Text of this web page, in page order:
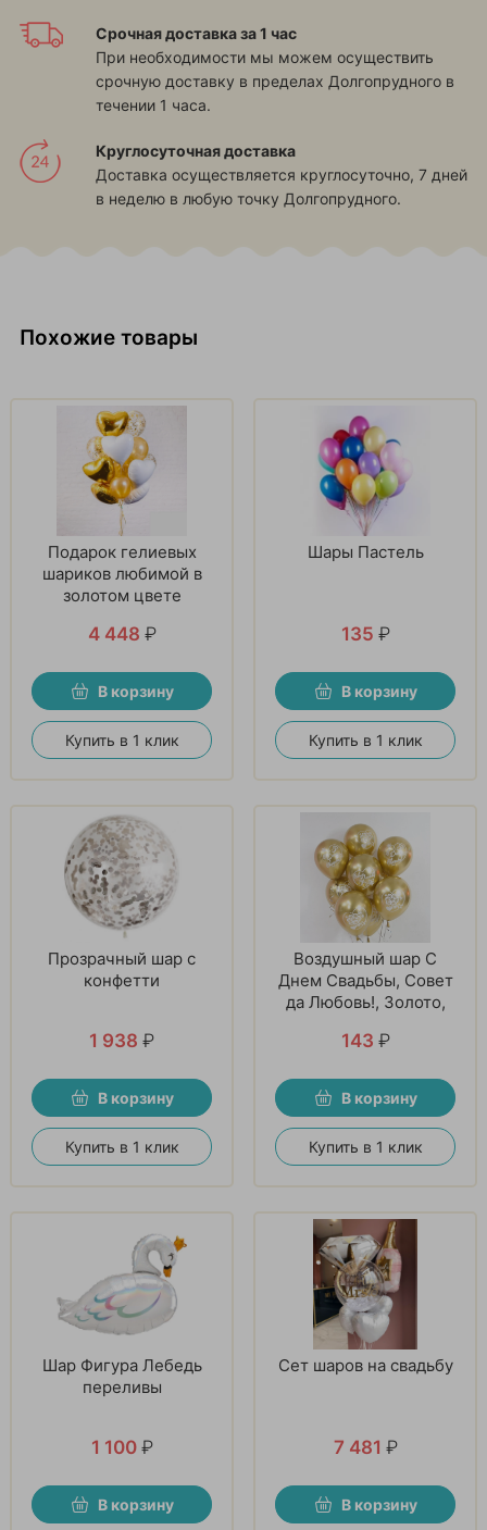
Срочная доставка за 1 час
При необходимости мы можем осуществить
срочную доставку в пределах Долгопрудного в
течении 1 часа.
Круглосуточная доставка
Доставка осуществляется круглосуточно, 7 дней
в неделю в любую точку Долгопрудного.
Похожие товары
Подарок гелиевых
шариков любимой в
золотом цвете
4 448 ₽
В корзину
Купить в 1 клик
Шары Пастель
135 ₽
В корзину
Купить в 1 клик
Прозрачный шар с
конфетти
1 938 ₽
В корзину
Купить в 1 клик
Воздушный шар С
Днем Свадьбы, Совет
да Любовь!, Золото,
143 ₽
В корзину
Купить в 1 клик
Шар Фигура Лебедь
переливы
1 100 ₽
В корзину
Сет шаров на свадьбу
7 481 ₽
В корзину